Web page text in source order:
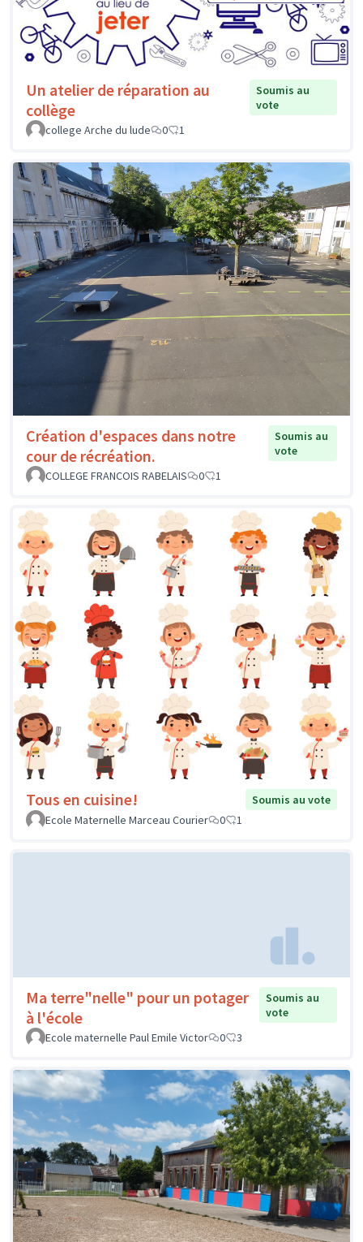
Un atelier de réparation au
collège
Soumis au
vote
college Arche du lude
0 1
Création d'espaces dans notre
cour de récréation.
Soumis au
vote
COLLEGE FRANCOIS RABELAIS
0 1
Tous en cuisine!
Soumis au vote
Ecole Maternelle Marceau Courier
0 1
Ma terre"nelle" pour un potager
à l'école
Soumis au
vote
Ecole maternelle Paul Emile Victor
0 3